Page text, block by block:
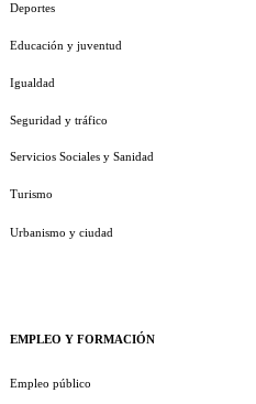
Deportes
Educación y juventud
Igualdad
Seguridad y tráfico
Servicios Sociales y Sanidad
Turismo
Urbanismo y ciudad
EMPLEO Y FORMACIÓN
Empleo público